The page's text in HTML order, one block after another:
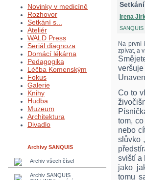
Novinky v medicíně
Rozhovor
Setkání s...
Ateliér
WALD Press
Seriál diagnoza
Domácí lékárna
Pedagogika
Léčba Komenským
Fokus
Galerie
Knihy
Hudba
Muzeum
Architektura
Divadlo
Archivy SANQUIS
Archiv všech čísel
Archiv SANQUIS
Irena
SANQUIS
Na první
zpívat, a
Co to
tom,
nebo
slůvko
sviští a
jako
tomu